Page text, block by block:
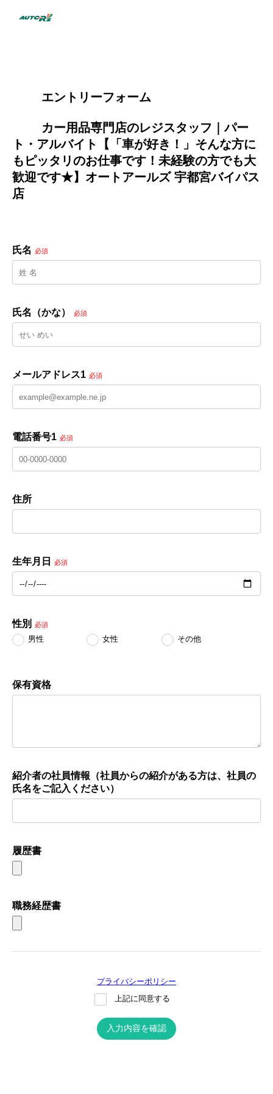
        エントリーフォーム
ト・アルバイト【「車が好き！」そんな方に
もピッタリのお仕事です！未経験の方でも大
歓迎です★】オートアールズ 宇都宮バイパス
店
氏名 必須
氏名（かな） 必須
メールアドレス1 必須
電話番号1 必須
住所
生年月日 必須
性別 必須
男性 女性 その他
保有資格
紹介者の社員情報（社員からの紹介がある方は、社員の
氏名をご記入ください）
履歴書
職務経歴書
プライバシーポリシー
上記に同意する
入力内容を確認